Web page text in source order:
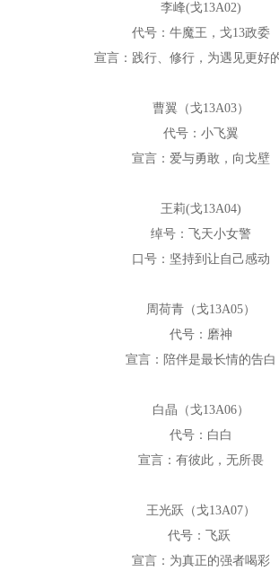
李峰(戈13A02)
代号：牛魔王，戈13政委
宣言：践行、修行，为遇见更好
曹翼（戈13A03）
代号：小飞翼
宣言：爱与勇敢，向戈壁
王莉(戈13A04)
绰号：飞天小女警
口号：坚持到让自己感动
周荷青（戈13A05）
代号：磨神
宣言：陪伴是最长情的告白
白晶（戈13A06）
代号：白白
宣言：有彼此，无所畏
王光跃（戈13A07）
代号：飞跃
宣言：为真正的强者喝彩